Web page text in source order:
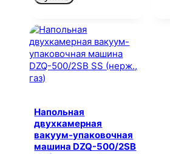
Напольная
двухкамерная
вакуум-упаковочная
машина DZQ-500/2SB